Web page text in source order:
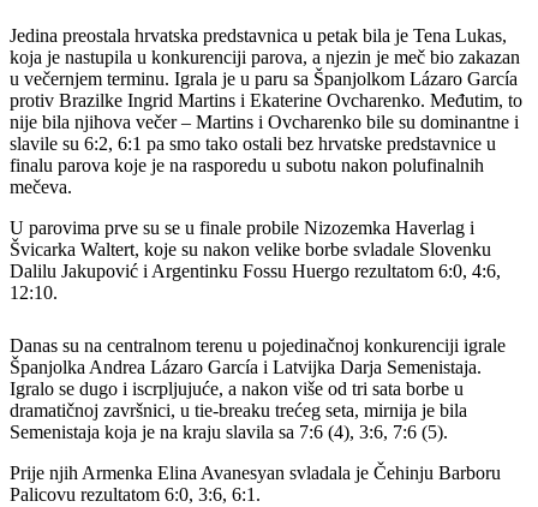
Jedina preostala hrvatska predstavnica u petak bila je Tena Lukas,
koja je nastupila u konkurenciji parova, a njezin je meč bio zakazan
u večernjem terminu. Igrala je u paru sa Španjolkom Lázaro García
protiv Brazilke Ingrid Martins i Ekaterine Ovcharenko. Međutim, to
nije bila njihova večer – Martins i Ovcharenko bile su dominantne i
slavile su 6:2, 6:1 pa smo tako ostali bez hrvatske predstavnice u
finalu parova koje je na rasporedu u subotu nakon polufinalnih
mečeva.
U parovima prve su se u finale probile Nizozemka Haverlag i
Švicarka Waltert, koje su nakon velike borbe svladale Slovenku
Dalilu Jakupović i Argentinku Fossu Huergo rezultatom 6:0, 4:6,
12:10.
Danas su na centralnom terenu u pojedinačnoj konkurenciji igrale
Španjolka Andrea Lázaro García i Latvijka Darja Semenistaja.
Igralo se dugo i iscrpljujuće, a nakon više od tri sata borbe u
dramatičnoj završnici, u tie-breaku trećeg seta, mirnija je bila
Semenistaja koja je na kraju slavila sa 7:6 (4), 3:6, 7:6 (5).
Prije njih Armenka Elina Avanesyan svladala je Čehinju Barboru
Palicovu rezultatom 6:0, 3:6, 6:1.